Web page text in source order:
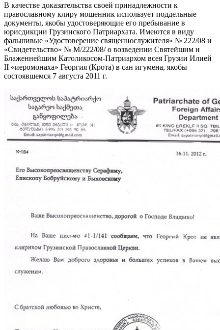
В качестве доказательства своей принадлежности к
православному клиру мошенник использует поддельные
документы, якобы удостоверяющие его пребывание в
юрисдикции Грузинского Патриархата. Имеются в виду
фальшивые «Удостоверение священнослужителя» № 222/08 и
«Свидетельство» № М/222/08/ о возведении Святейшим и
Блаженнейшим Католикосом-Патриархом всея Грузии Илией
II «иеромонаха» Георгия (Крота) в сан игумена, якобы
состоявшемся 7 августа 2011 г.